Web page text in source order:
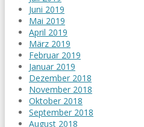
Juni 2019
Mai 2019
April 2019
März 2019
Februar 2019
Januar 2019
Dezember 2018
November 2018
Oktober 2018
September 2018
August 2018